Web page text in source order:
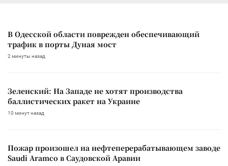
В Одесской области поврежден обеспечивающий
трафик в порты Дуная мост
2 минуты назад
Зеленский: На Западе не хотят производства
баллистических ракет на Украине
10 минут назад
Пожар произошел на нефтеперерабатывающем заводе
Saudi Aramco в Саудовской Аравии